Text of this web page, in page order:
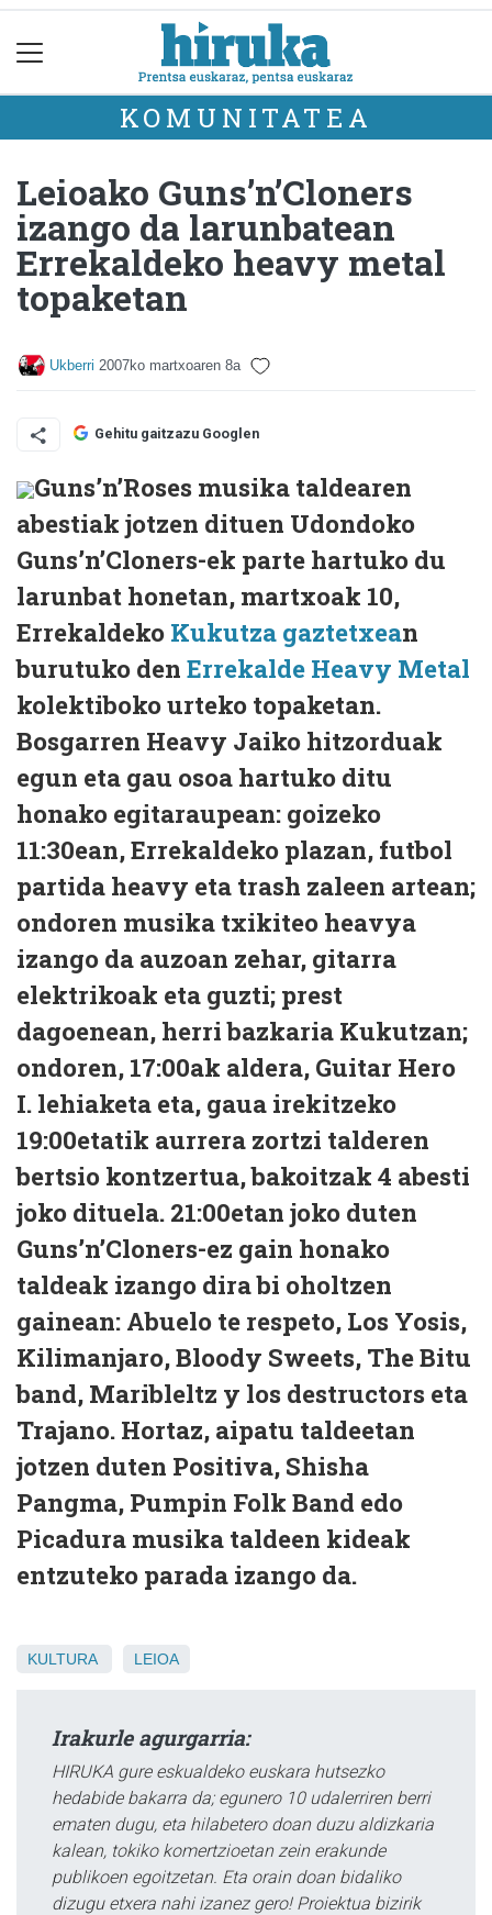
KOMUNITATEA
Leioako Guns’n’Cloners
izango da larunbatean
Errekaldeko heavy metal
topaketan
Ukberri 2007ko martxoaren 8a
Gehitu gaitzazu Googlen
Guns’n’Roses musika taldearen
abestiak jotzen dituen Udondoko
Guns’n’Cloners-ek parte hartuko du
larunbat honetan, martxoak 10,
Errekaldeko Kukutza gaztetxean
burutuko den Errekalde Heavy Metal
kolektiboko urteko topaketan.
Bosgarren Heavy Jaiko hitzorduak
egun eta gau osoa hartuko ditu
honako egitaraupean: goizeko
11:30ean, Errekaldeko plazan, futbol
partida heavy eta trash zaleen artean;
ondoren musika txikiteo heavya
izango da auzoan zehar, gitarra
elektrikoak eta guzti; prest
dagoenean, herri bazkaria Kukutzan;
ondoren, 17:00ak aldera, Guitar Hero
I. lehiaketa eta, gaua irekitzeko
19:00etatik aurrera zortzi talderen
bertsio kontzertua, bakoitzak 4 abesti
joko dituela. 21:00etan joko duten
Guns’n’Cloners-ez gain honako
taldeak izango dira bi oholtzen
gainean: Abuelo te respeto, Los Yosis,
Kilimanjaro, Bloody Sweets, The Bitu
band, Maribleltz y los destructors eta
Trajano. Hortaz, aipatu taldeetan
jotzen duten Positiva, Shisha
Pangma, Pumpin Folk Band edo
Picadura musika taldeen kideak
entzuteko parada izango da.
KULTURA LEIOA
Irakurle agurgarria:
HIRUKA gure eskualdeko euskara hutsezko
hedabide bakarra da; egunero 10 udalerriren berri
ematen dugu, eta hilabetero doan duzu aldizkaria
kalean, tokiko komertzioetan zein erakunde
publikoen egoitzetan. Eta orain doan bidaliko
dizugu etxera nahi izanez gero! Proiektua bizirik